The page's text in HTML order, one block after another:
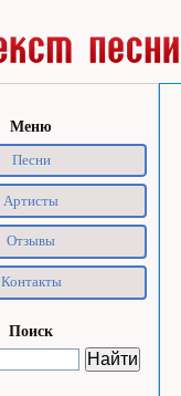
Меню
Песни
Артисты
Отзывы
Контакты
Поиск